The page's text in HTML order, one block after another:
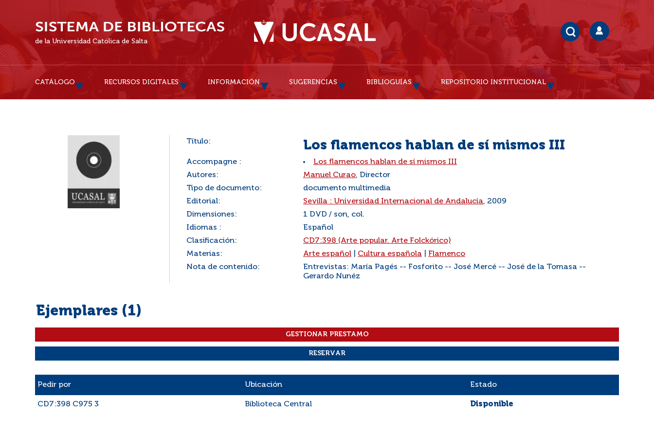
de la Universidad Católica de Salta
CATÁLOGO RECURSOS DIGITALES INFORMACIÓN SUGERENCIAS BIBLIOGUÍAS REPOSITORIO INSTITUCIONAL
Título: Los flamencos hablan de sí mismos III
Accompagne :
Los flamencos hablan de sí mismos III
Autores:
Manuel Curao, Director
Tipo de documento:
documento multimedia
Editorial:
Sevilla : Universidad Internacional de Andalucía, 2009
Dimensiones:
1 DVD / son, col.
Idiomas :
Español
Clasificación:
CD7:398 (Arte popular. Arte Folckórico)
Materias:
Arte español Cultura española
Flamenco
Nota de contenido:
Entrevistas: María Pagés -- Fosforito -- José Mercé -- José de la Tomasa --
Gerardo Nunéz
Ejemplares (1)
Pedir por Ubicación Estado
CD7:398 C975 3 Biblioteca Central Disponible